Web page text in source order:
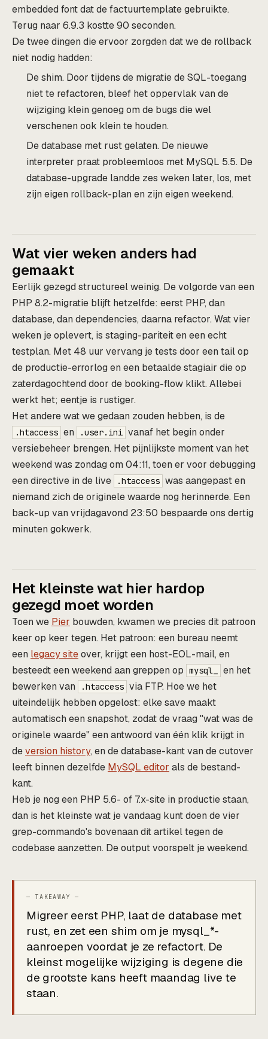
embedded font dat de factuurtemplate gebruikte.
Terug naar 6.9.3 kostte 90 seconden.
De twee dingen die ervoor zorgden dat we de rollback
niet nodig hadden:
De shim. Door tijdens de migratie de SQL-toegang
niet te refactoren, bleef het oppervlak van de
wijziging klein genoeg om de bugs die wel
verschenen ook klein te houden.
De database met rust gelaten. De nieuwe
interpreter praat probleemloos met MySQL 5.5. De
database-upgrade landde zes weken later, los, met
zijn eigen rollback-plan en zijn eigen weekend.
Wat vier weken anders had
gemaakt
Eerlijk gezegd structureel weinig. De volgorde van een
PHP 8.2-migratie blijft hetzelfde: eerst PHP, dan
database, dan dependencies, daarna refactor. Wat vier
weken je oplevert, is staging-pariteit en een echt
testplan. Met 48 uur vervang je tests door een tail op
de productie-errorlog en een betaalde stagiair die op
zaterdagochtend door de booking-flow klikt. Allebei
werkt het; eentje is rustiger.
Het andere wat we gedaan zouden hebben, is de
.htaccess en .user.ini vanaf het begin onder
versiebeheer brengen. Het pijnlijkste moment van het
weekend was zondag om 04:11, toen er voor debugging
een directive in de live
.htaccess was aangepast en
niemand zich de originele waarde nog herinnerde. Een
back-up van vrijdagavond 23:50 bespaarde ons dertig
minuten gokwerk.
Het kleinste wat hier hardop
gezegd moet worden
Toen we Pier bouwden, kwamen we precies dit patroon
keer op keer tegen. Het patroon: een bureau neemt
een legacy siteover, krijgt een host-EOL-mail, en
besteedt een weekend aan greppen op mysql_
en het
bewerken van
.htaccess via FTP. Hoe we het
uiteindelijk hebben opgelost: elke save maakt
automatisch een snapshot, zodat de vraag "wat was de
originele waarde" een antwoord van één klik krijgt in
deversion history, en de database-kant van de cutover
leeft binnen dezelfde MySQL editor als de bestand-
kant.
Heb je nog een PHP 5.6- of 7.x-site in productie staan,
dan is het kleinste wat je vandaag kunt doen de vier
grep-commando's bovenaan dit artikel tegen de
codebase aanzetten. De output voorspelt je weekend.
Migreer eerst PHP, laat de database met
rust, en zet een shim om je mysql_*-
aanroepen voordat je ze refactort. De
kleinst mogelijke wijziging is degene die
de grootste kans heeft maandag live te
staan.